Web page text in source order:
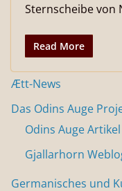
Sternscheibe von
Read More
Ætt-News
Das Odins Auge
Odins Auge Artikel
Gjallarhorn
Germanisches und